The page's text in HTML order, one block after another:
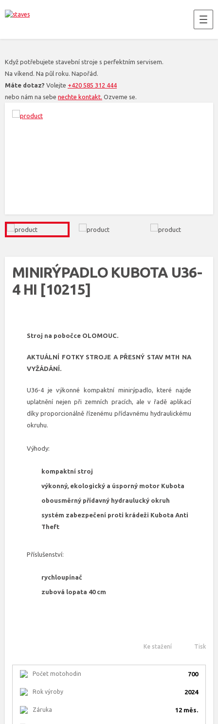
Když potřebujete stavební stroje s perfektním servisem.
Na víkend. Na půl roku. Napořád.
Máte dotaz? Volejte +420 585 312 444
nebo nám na sebe nechte kontakt. Ozveme se.
MINIRÝPADLO KUBOTA U36-
4 HI [10215]
Stroj na pobočce OLOMOUC.
AKTUÁLNÍ FOTKY STROJE A PŘESNÝ STAV MTH NA
VYŽÁDÁNÍ.
U36-4 je výkonné kompaktní minirýpadlo, které najde
uplatnění nejen při zemních pracích, ale v řadě aplikací
díky proporcionálně řízenému přídavnému hydraulickému
okruhu.
Výhody:
kompaktní stroj
výkonný, ekologický a úsporný motor Kubota
obousměrný přídavný hydraulucký okruh
systém zabezpečení proti krádeži Kubota Anti
Theft
Příslušenství:
rychloupínač
zubová lopata 40 cm
Ke stažení Tisk
Počet motohodin 700
Rok výroby 2024
Záruka 12 měs.